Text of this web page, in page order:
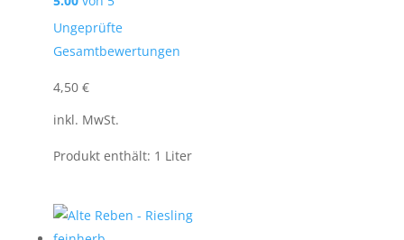
Ungeprüfte
Gesamtbewertungen
4,50 €
inkl. MwSt.
Produkt enthält: 1 Liter